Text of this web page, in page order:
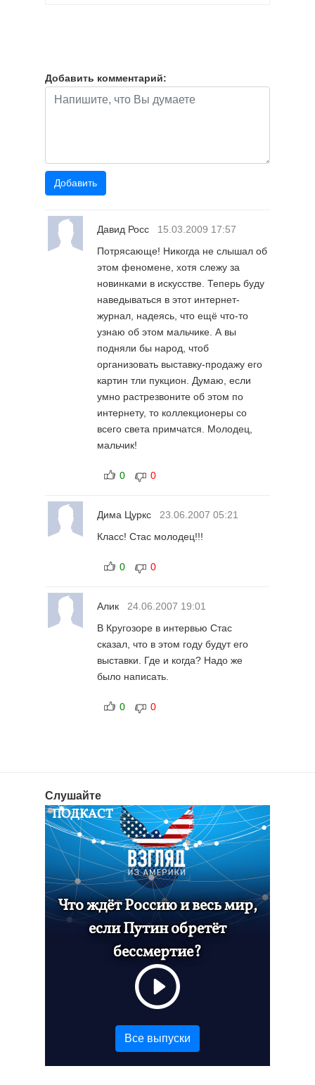
Добавить комментарий:
Давид Росс
15.03.2009 17:57
Потрясающе! Никогда не слышал об
этом феномене, хотя слежу за
новинками в искусстве. Теперь буду
наведываться в этот интернет-
журнал, надеясь, что ещё что-то
узнаю об этом мальчике. А вы
подняли бы народ, чтоб
организовать выставку-продажу его
картин тли пукцион. Думаю, если
умно растрезвоните об этом по
интернету, то коллекционеры со
всего света примчатся. Молодец,
мальчик!
0 0
Дима Цуркс
23.06.2007 05:21
Класс! Стас молодец!!!
0 0
Алик
24.06.2007 19:01
В Кругозоре в интервью Стас
сказал, что в этом году будут его
выставки. Где и когда? Надо же
было написать.
0 0
Слушайте
ПОДКАСТ
Что ждёт Россию и весь мир,
если Путин обретёт
бессмертие?
Все выпуски